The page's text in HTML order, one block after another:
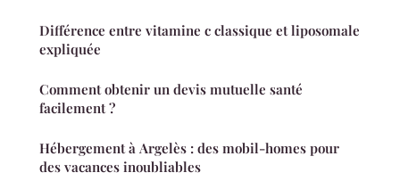
Différence entre vitamine c classique et liposomale
expliquée
Comment obtenir un devis mutuelle santé
facilement ?
Hébergement à Argelès : des mobil-homes pour
des vacances inoubliables